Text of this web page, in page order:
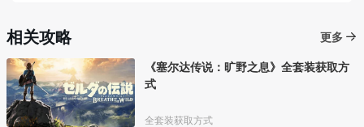
相关攻略
更多
《塞尔达传说：旷野之息》全套装获取方
式
全套装获取方式